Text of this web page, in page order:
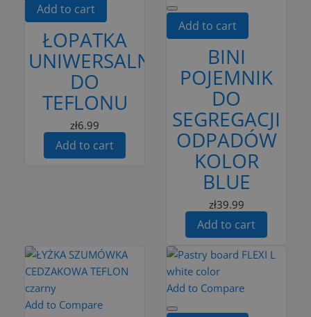
Add to cart
ŁOPATKA
UNIWERSALNA
DO
TEFLONU
zł6.99
Add to cart
Add to cart
BINI
POJEMNIK
DO
SEGREGACJI
ODPADÓW
KOLOR
BLUE
zł39.99
Add to cart
Add to Compare
Add to Compare